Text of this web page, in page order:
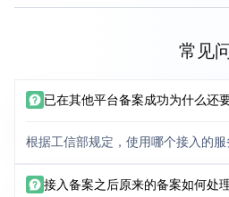
常见
已在其他平台备案成功为什么还
根据工信部规定，使用哪个接入的
接入备案之后原来的备案如何处